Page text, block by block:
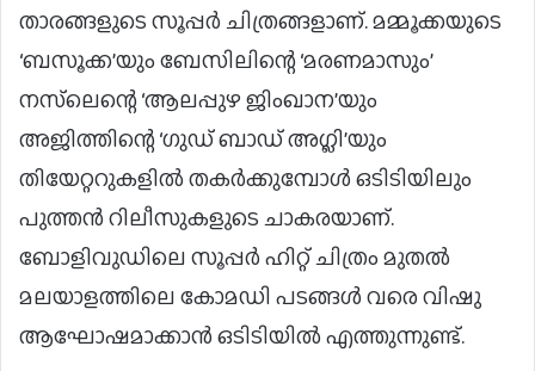
താരങ്ങളുടെ സൂപ്പർ ചിത്രങ്ങളാണ്. മമ്മൂക്കയുടെ
‘ബസൂക്ക’യും ബേസിലിന്റെ ‘മരണമാസും’
നസ്‌ലെന്റെ ‘ആലപ്പുഴ ജിംഖാന’യും
അജിത്തിന്റെ ‘ഗുഡ് ബാഡ് അഗ്ലി’യും
തിയേറ്ററുകളിൽ തകർക്കുമ്പോൾ ഒടിടിയിലും
പുത്തൻ റിലീസുകളുടെ ചാകരയാണ്.
ബോളിവുഡിലെ സൂപ്പർ ഹിറ്റ് ചിത്രം മുതൽ
മലയാളത്തിലെ കോമഡി പടങ്ങൾ വരെ വിഷു
ആഘോഷമാക്കാൻ ഒടിടിയിൽ എത്തുന്നുണ്ട്.